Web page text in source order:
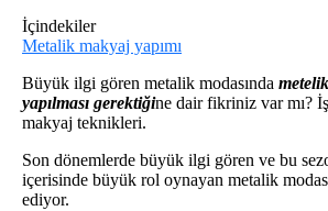
İçindekiler
Metalik makyaj yapımı
Büyük ilgi gören metalik modasında
yapılması gerektiğine dair fikriniz var mı?
makyaj teknikleri.
Son dönemlerde büyük ilgi gören ve bu
içerisinde büyük rol oynayan metalik
ediyor.